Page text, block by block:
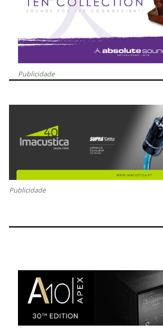
Publicidade
Publicidade